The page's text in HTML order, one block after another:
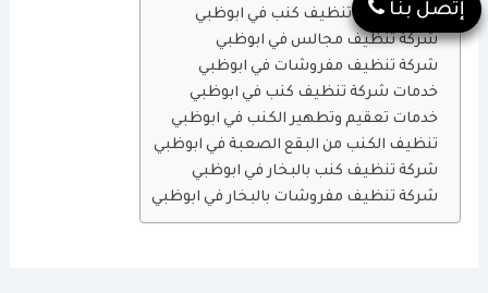
أفضل شركة تنظيف كنب في ابوظبي
شركة تنظيف مجالس في ابوظبي
شركة تنظيف مفروشات في ابوظبي
خدمات شركة تنظيف كنب في ابوظبي
خدمات تعقيم وتطهير الكنب في ابوظبي
تنظيف الكنب من البقع الصعبة في ابوظبي
شركة تنظيف كنب بالبخار في ابوظبي
شركة تنظيف مفروشات بالبخار في ابوظبي
إتصل بنا